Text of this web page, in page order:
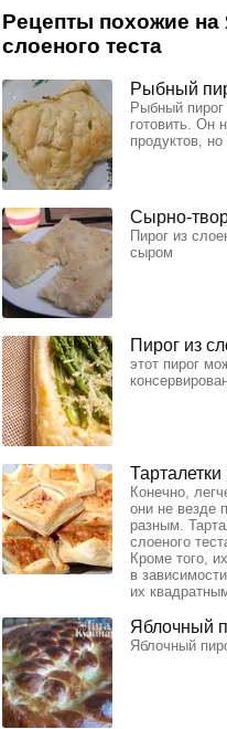
Рецепты похожие
слоеного теста
Рыбный
Рыбный пирог
готовить. Он
продуктов, но
Сырно-
Пирог из
сыром
Пирог из
этот пирог
Тарталетки
Конечно,
они не везде
разным.
слоеного
Кроме того,
в
их
Яблочный
Яблочный